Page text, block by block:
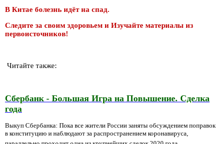
В Китае болезнь идёт на спад.
Следите за своим здоровьем и Изучайте материалы из
первоисточников!
Читайте также:
Сбербанк - Большая Игра на Повышение. Сделка
года
Выкуп Сбербанка: Пока все жители России заняты обсуждением поправок
в конституцию и наблюдают за распространением коронавируса,